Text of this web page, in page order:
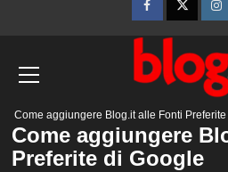
FacebookTwitter
Come aggiungere Blog.it alle Fonti
Come aggiungere
Preferite di Google